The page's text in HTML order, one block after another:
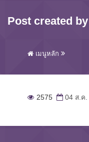
Post created
เมนูหลัก
2575 04 ส.ค.